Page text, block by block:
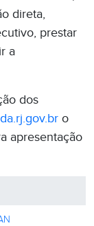
direta,
prestar
a
dos
o
apresentação